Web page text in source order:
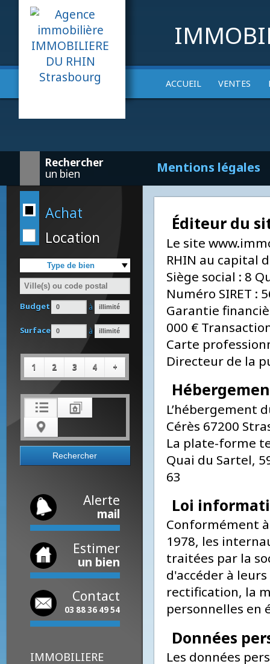
ACCUEIL VENTES
Site
Rechercher
un bien
Mentions
Achat
Location
Type de bien
à
1 2 3 4 +
Alerte
Estimer
Contact
Éditeur du
Le site
RHIN au
Siège social :
Numéro SIRET
Garantie
000 €
Carte
Cérès 67200
La plate-forme
Quai du
63
Loi
1978, les
traitées par la
d'accéder à
rectification,
personnelles